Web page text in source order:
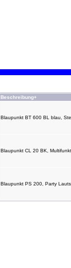
Beschreibung+
Blaupunkt BT 600 BL blau,
Blaupunkt CL 20 BK,
Blaupunkt PS 200, Party